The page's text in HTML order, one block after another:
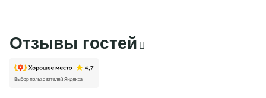
Отзывы гостей